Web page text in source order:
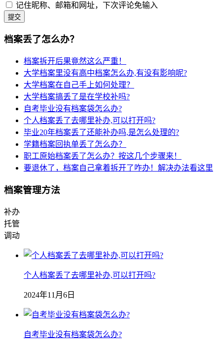
记住昵称、邮箱和网址，下次评论免输入
提交
档案丢了怎么办？
档案拆开后果竟然这么严重！
大学档案里没有高中档案怎么办,有没有影响呢?
大学档案在自己手上如何处理？
大学档案搞丢了是在学校补吗?
自考毕业没有档案袋怎么办?
个人档案丢了去哪里补办,可以打开吗?
毕业20年档案丢了还能补办吗,是怎么处理的?
学籍档案回执单丢了怎么办？
职工原始档案丢了怎么办？按这几个步骤来！
要退休了，档案自己拿着拆开了咋办！解决办法看这里
档案管理方法
补办
托管
调动
个人档案丢了去哪里补办,可以打开吗?
2024年11月6日
自考毕业没有档案袋怎么办?